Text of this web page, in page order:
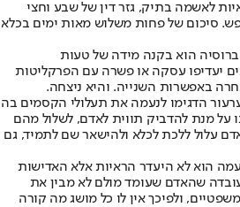
לאשמה בתיק, גזר דין של שבע וחצי
סיכום של פחות משלוש מאות ימים בכלא
ברוסיה הוא בקנה מידה של טעות
יעדיפו עסקה או פשרה עם הפרקליטות
באפשרות השנייה. והיא ניצחה.
הדגימו לנעמה את תעלולי הקסמים בה
מנת להדביק תווית לאדם, לשלול מהם
עלול ללכת לכלא ולהישאר שם לתמיד, גם
הוא לא היעדר הראיות אלא האדישות
שהאדם שעומד מולם לא מבין את
ולפיכך אין לו כל מושג מה קורה